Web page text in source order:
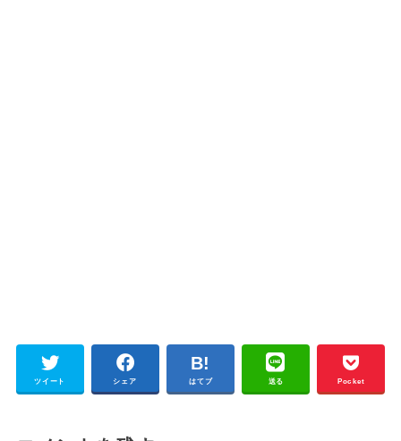
ツイート シェア はてブ 送る Pocket